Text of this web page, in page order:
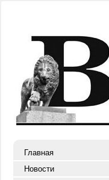
Главная
Новости